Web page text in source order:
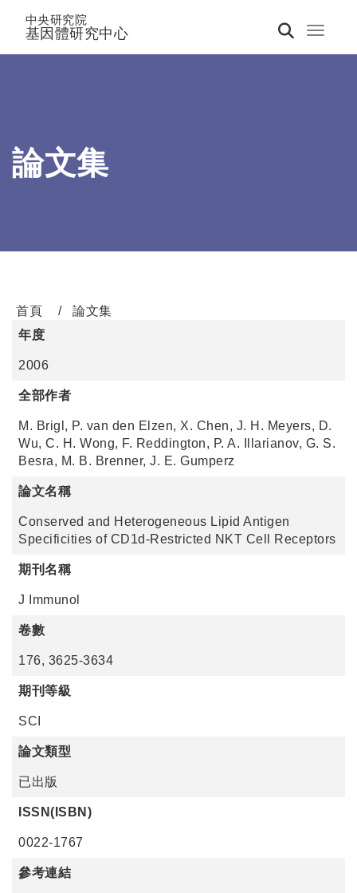
Toggle
中央研究院
基因體研究中心
論文集
首頁
論文集
年度
2006
全部作者
M. Brigl, P. van den Elzen, X. Chen, J. H. Meyers, D.
Wu, C. H. Wong, F. Reddington, P. A. Illarianov, G. S.
Besra, M. B. Brenner, J. E. Gumperz
論文名稱
Conserved and Heterogeneous Lipid Antigen
Specificities of CD1d-Restricted NKT Cell Receptors
期刊名稱
J Immunol
卷數
176, 3625-3634
期刊等級
SCI
論文類型
已出版
ISSN(ISBN)
0022-1767
參考連結